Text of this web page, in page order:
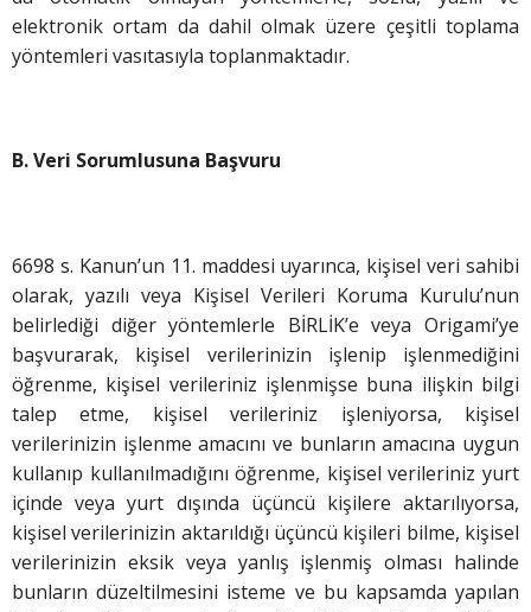
elektronik ortam da dahil olmak üzere çeşitli toplama
yöntemleri vasıtasıyla toplanmaktadır.
B. Veri Sorumlusuna Başvuru
6698 s. Kanun’un 11. maddesi uyarınca, kişisel veri sahibi
olarak, yazılı veya Kişisel Verileri Koruma Kurulu’nun
belirlediği diğer yöntemlerle BİRLİK’e veya Origami’ye
başvurarak, kişisel verilerinizin işlenip işlenmediğini
öğrenme, kişisel verileriniz işlenmişse buna ilişkin bilgi
talep etme, kişisel verileriniz işleniyorsa, kişisel
verilerinizin işlenme amacını ve bunların amacına uygun
kullanıp kullanılmadığını öğrenme, kişisel verileriniz yurt
içinde veya yurt dışında üçüncü kişilere aktarılıyorsa,
kişisel verilerinizin aktarıldığı üçüncü kişileri bilme, kişisel
verilerinizin eksik veya yanlış işlenmiş olması halinde
bunların düzeltilmesini isteme ve bu kapsamda yapılan